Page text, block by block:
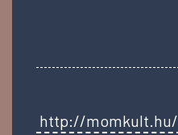
http://momkult.hu/